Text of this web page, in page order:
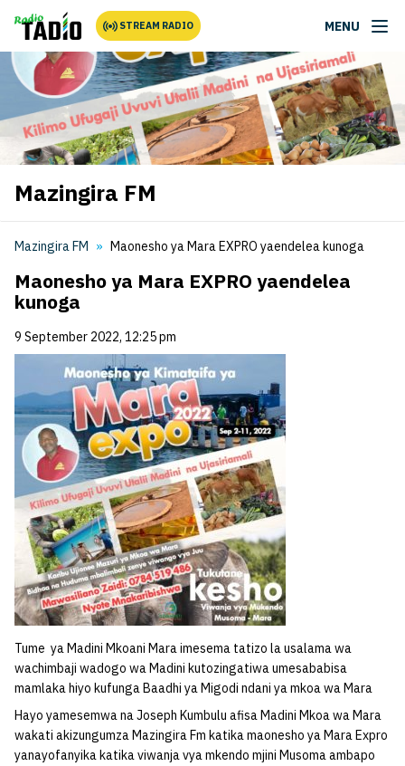
STREAM RADIO MENU
Mazingira FM
Mazingira FM Maonesho ya Mara EXPRO yaendelea kunoga
Maonesho ya Mara EXPRO yaendelea
kunoga
9 September 2022, 12:25 pm
Tume ya Madini Mkoani Mara imesema tatizo la usalama wa
wachimbaji wadogo wa Madini kutozingatiwa umesababisa
mamlaka hiyo kufunga Baadhi ya Migodi ndani ya mkoa wa Mara
Hayo yamesemwa na Joseph Kumbulu afisa Madini Mkoa wa Mara
wakati akizungumza Mazingira Fm katika maonesho ya Mara Expro
yanayofanyika katika viwanja vya mkendo mjini Musoma ambapo